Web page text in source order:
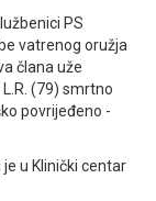
PS
vatrenog oružja
člana uže
(79) smrtno
povrijeđeno -
u Klinički centar